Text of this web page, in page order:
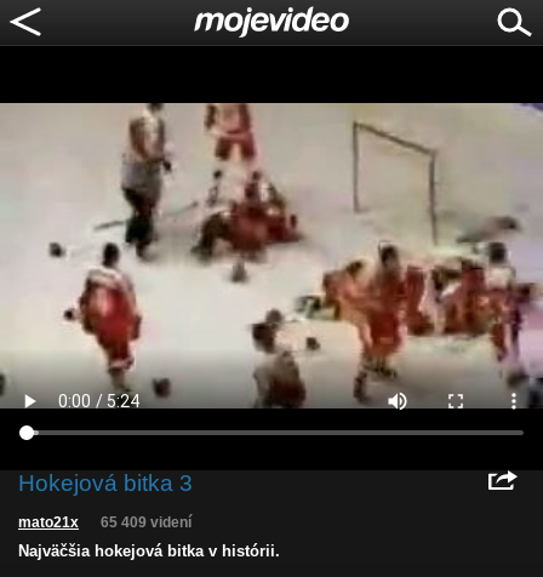
Hokejová bitka 3
mato21x 65 409 videní
Najväčšia hokejová bitka v histórii.